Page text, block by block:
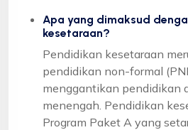
Apa yang dimaksud
kesetaraan?
Pendidikan kesetaraan
pendidikan non-formal
menggantikan pendidikan
menengah. Pendidikan
Program Paket A yang